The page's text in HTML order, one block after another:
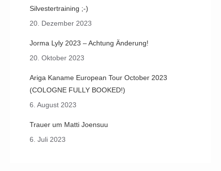
Silvestertraining ;-)
20. Dezember 2023
Jorma Lyly 2023 – Achtung Änderung!
20. Oktober 2023
Ariga Kaname European Tour October 2023
(COLOGNE FULLY BOOKED!)
6. August 2023
Trauer um Matti Joensuu
6. Juli 2023